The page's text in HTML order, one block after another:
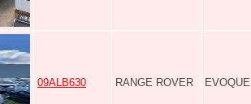
09ALB630 RANGE ROVER EVOQUE